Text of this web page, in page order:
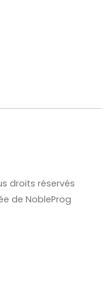
droits réservés
de NobleProg